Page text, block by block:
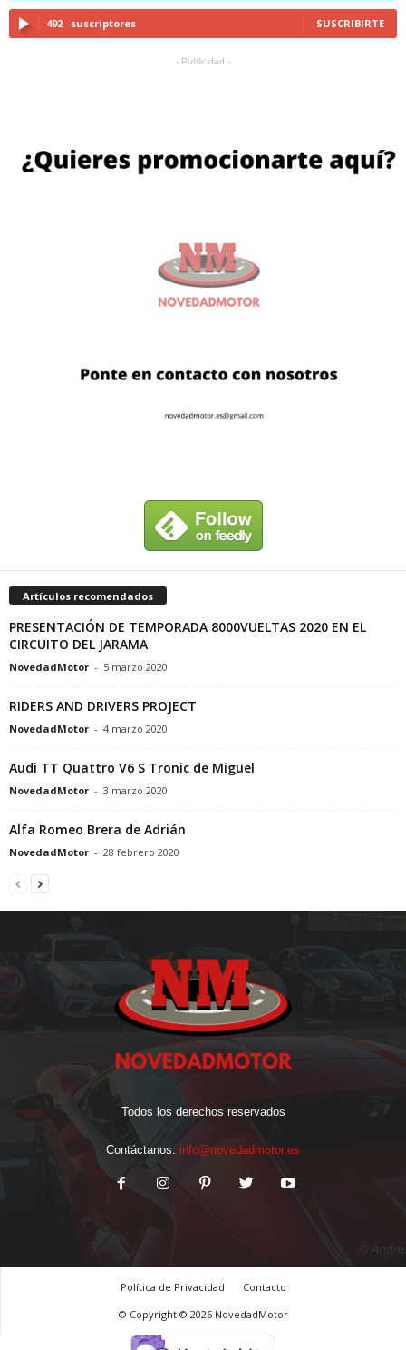
492 suscriptores SUSCRIBIRTE
- Publicidad -
Artículos recomendados
PRESENTACIÓN DE TEMPORADA 8000VUELTAS 2020 EN EL
CIRCUITO DEL JARAMA
NovedadMotor - 5 marzo 2020
RIDERS AND DRIVERS PROJECT
NovedadMotor - 4 marzo 2020
Audi TT Quattro V6 S Tronic de Miguel
NovedadMotor - 3 marzo 2020
Alfa Romeo Brera de Adrián
NovedadMotor - 28 febrero 2020
Todos los derechos reservados
Contáctanos: info@novedadmotor.es
Política de Privacidad
Contacto
© Copyright © 2026 NovedadMotor